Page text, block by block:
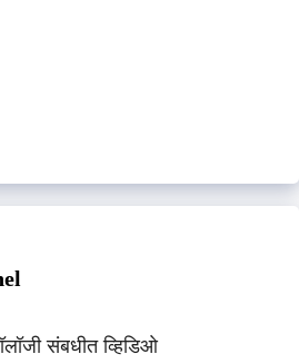
संबधीत व्हिडिओ